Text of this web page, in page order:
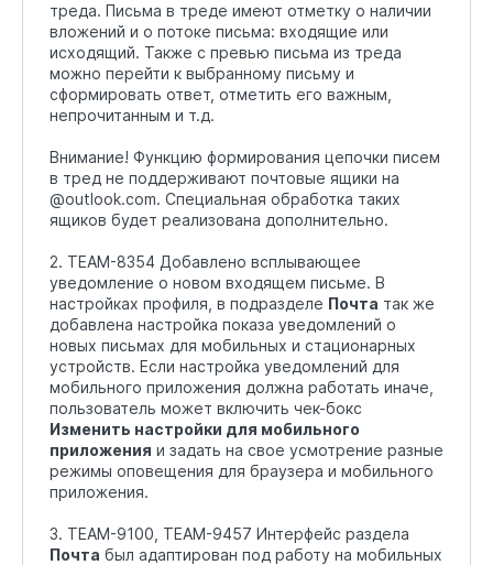
треда. Письма в треде имеют отметку о наличии
вложений и о потоке письма: входящие или
исходящий. Также с превью письма из треда
можно перейти к выбранному письму и
сформировать ответ, отметить его важным,
непрочитанным и т.д.
Внимание! Функцию формирования цепочки писем
в тред не поддерживают почтовые ящики на
@outlook.com. Специальная обработка таких
ящиков будет реализована дополнительно.
2. TEAM-8354 Добавлено всплывающее
уведомление о новом входящем письме. В
настройках профиля, в подразделе Почта так же
добавлена настройка показа уведомлений о
новых письмах для мобильных и стационарных
устройств. Если настройка уведомлений для
мобильного приложения должна работать иначе,
пользователь может включить чек-бокс
Изменить настройки для мобильного
приложения и задать на свое усмотрение разные
режимы оповещения для браузера и мобильного
приложения.
3. TEAM-9100, TEAM-9457 Интерфейс раздела
Почта был адаптирован под работу на мобильных